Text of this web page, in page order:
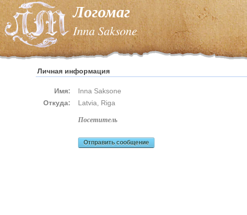
Логомаг
Inna Saksone
Личная информация
Имя:
Inna Saksone
Откуда:
Latvia, Riga
посетитель
Отправить сообщение